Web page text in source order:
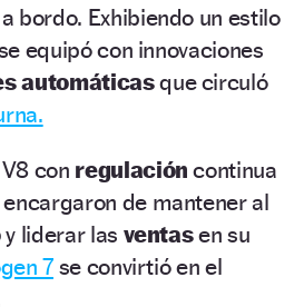
bordo. Exhibiendo un estilo
equipó con innovaciones
automáticasque circuló
con regulación continua
encargaron de mantener al
y liderar las ventasen su
7se convirtió en el